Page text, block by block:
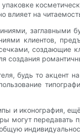
влияет на
заглавными
клиентов,
создания
будь то акцент
и иконография,
могут